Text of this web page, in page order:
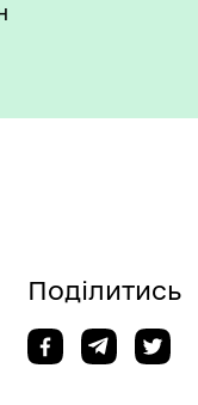
Поділитись